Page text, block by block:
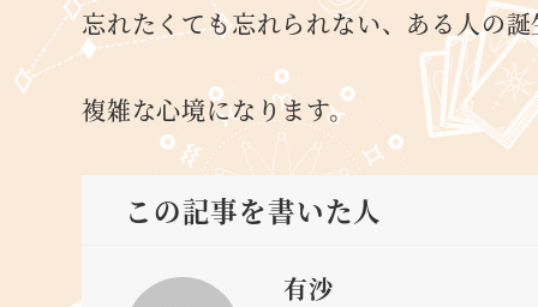
忘れたくても忘れられない、ある人の
複雑な心境になります。
この記事を書いた人
有沙